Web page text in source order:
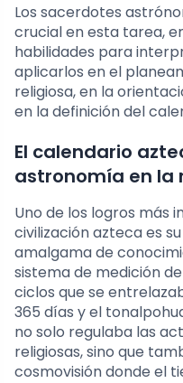
Los sacerdotes
crucial en esta tarea,
habilidades para
aplicarlos en el
religiosa, en la
en la definición del
El calendario
astronomía en la
Uno de los logros más
civilización azteca es
amalgama de
sistema de medición
ciclos que se
365 días y el
no solo regulaba las
religiosas, sino que
cosmovisión donde el